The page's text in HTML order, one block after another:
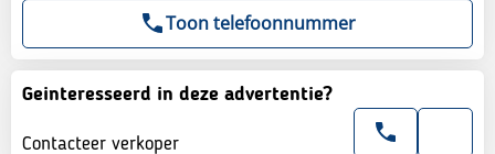
Toon telefoonnummer
Geinteresseerd in deze advertentie?
Contacteer verkoper